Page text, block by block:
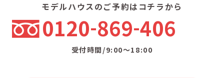
モデルハウスのご予約はコチラから
0120 869 406
受付時間/9:00〜18:00